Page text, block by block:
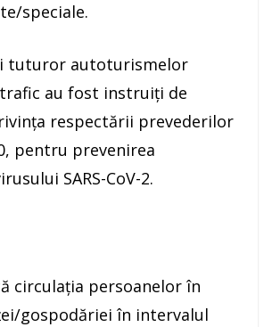
speciale.
tuturor autoturismelor
au fost instruiți de
respectării prevederilor
pentru prevenirea
SARS-CoV-2.
circulația persoanelor în
gospodăriei în intervalul